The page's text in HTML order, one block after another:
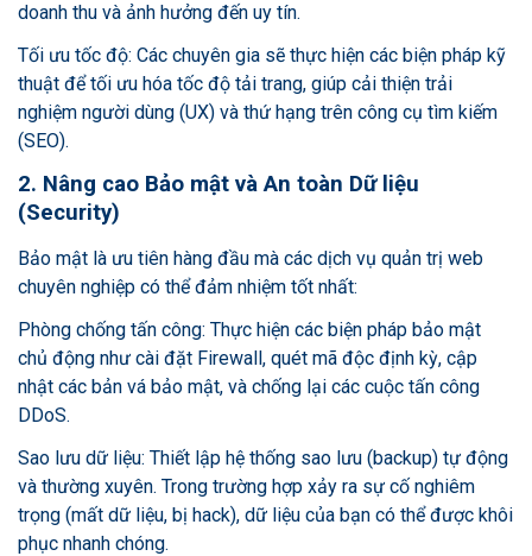
doanh thu và ảnh hưởng đến uy tín.
Tối ưu tốc độ: Các chuyên gia sẽ thực hiện các biện pháp kỹ
thuật để tối ưu hóa tốc độ tải trang, giúp cải thiện trải
nghiệm người dùng (UX) và thứ hạng trên công cụ tìm kiếm
(SEO).
2. Nâng cao Bảo mật và An toàn Dữ liệu
(Security)
Bảo mật là ưu tiên hàng đầu mà các dịch vụ quản trị web
chuyên nghiệp có thể đảm nhiệm tốt nhất:
Phòng chống tấn công: Thực hiện các biện pháp bảo mật
chủ động như cài đặt Firewall, quét mã độc định kỳ, cập
nhật các bản vá bảo mật, và chống lại các cuộc tấn công
DDoS.
Sao lưu dữ liệu: Thiết lập hệ thống sao lưu (backup) tự động
và thường xuyên. Trong trường hợp xảy ra sự cố nghiêm
trọng (mất dữ liệu, bị hack), dữ liệu của bạn có thể được khôi
phục nhanh chóng.